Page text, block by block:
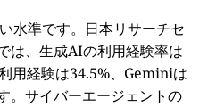
水準です。日本リサーチセ
は、生成AIの利用経験率は
用経験は34.5%、Geminiは
。サイバーエージェントの